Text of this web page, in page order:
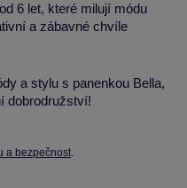
6 let, které milují módu
a zábavné chvíle
a stylu s panenkou Bella,
dobrodružství!
a bezpečnost.